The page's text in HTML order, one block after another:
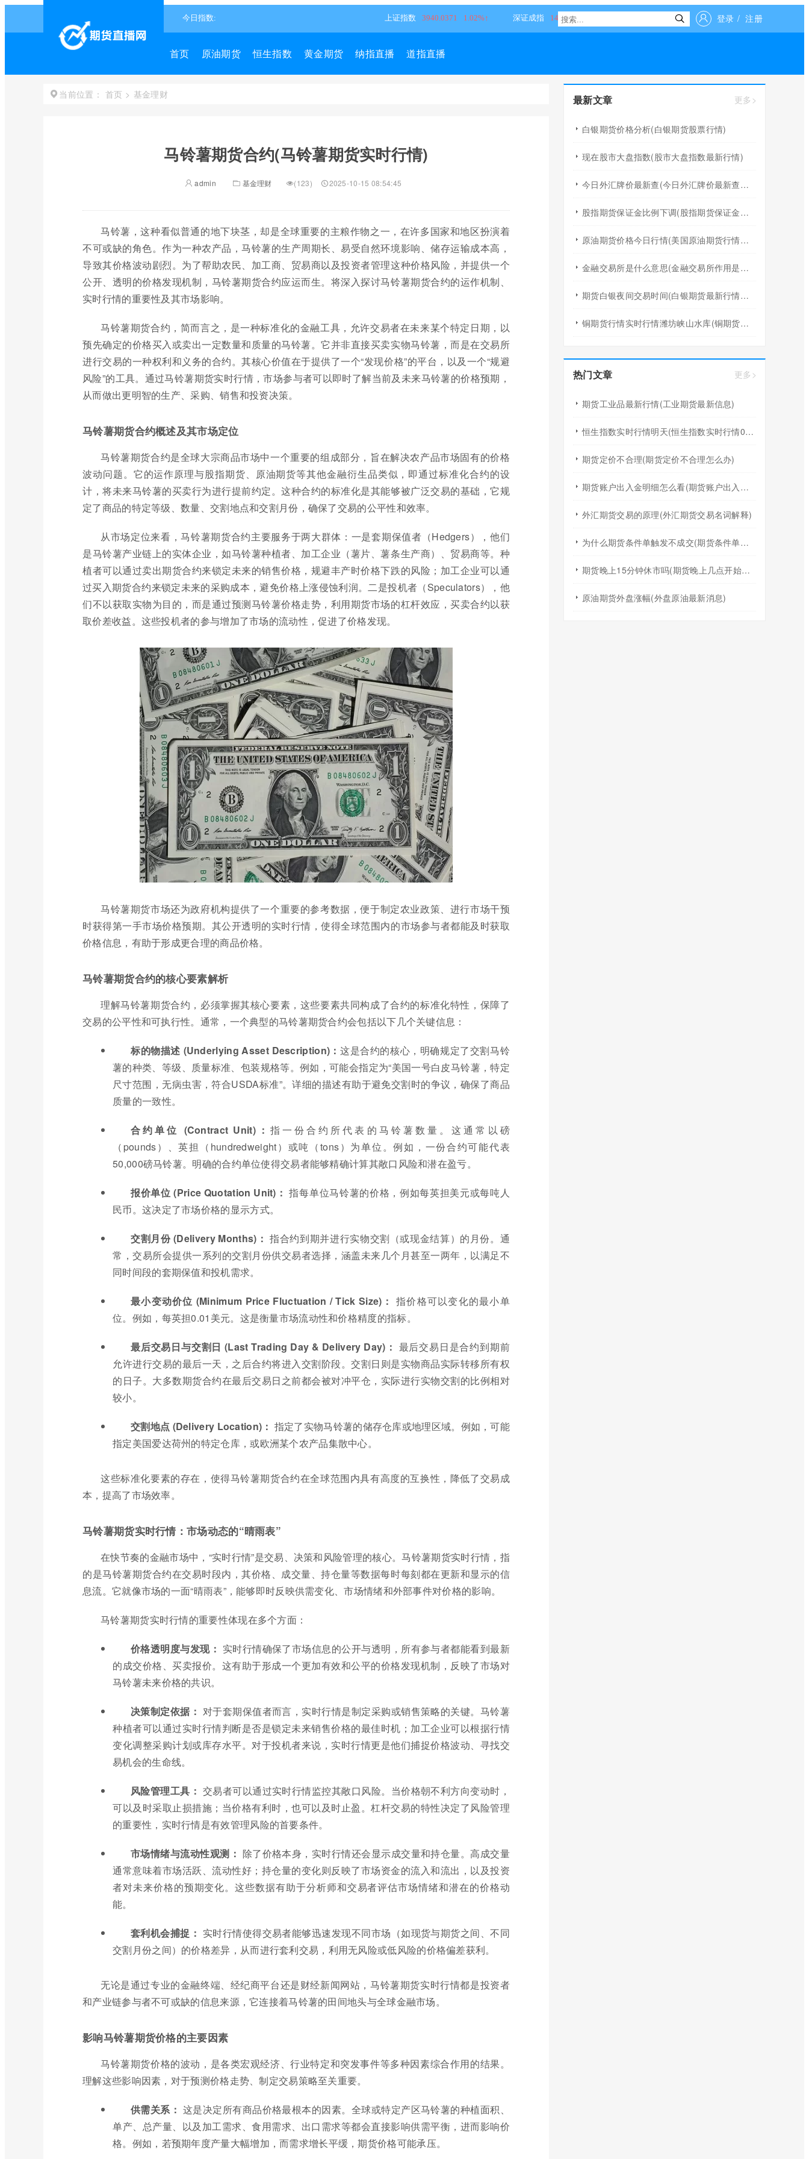
登录 / 注册
首页 原油期货 恒生指数 黄金期货 纳指直播 道指直播
当前位置： 首页 > 基金理财
马铃薯期货合约(马铃薯期货实时行情)
admin 基金理财 (123) 2025-10-15 08:54:45
马铃薯，这种看似普通的地下块茎，却是全球重要的主粮作物之一，在许多国家和地区扮演着
不可或缺的角色。作为一种农产品，马铃薯的生产周期长、易受自然环境影响、储存运输成本高，
导致其价格波动剧烈。为了帮助农民、加工商、贸易商以及投资者管理这种价格风险，并提供一个
公开、透明的价格发现机制，马铃薯期货合约应运而生。将深入探讨马铃薯期货合约的运作机制、
实时行情的重要性及其市场影响。
马铃薯期货合约，简而言之，是一种标准化的金融工具，允许交易者在未来某个特定日期，以
预先确定的价格买入或卖出一定数量和质量的马铃薯。它并非直接买卖实物马铃薯，而是在交易所
进行交易的一种权利和义务的合约。其核心价值在于提供了一个“发现价格”的平台，以及一个“规避
风险”的工具。通过马铃薯期货实时行情，市场参与者可以即时了解当前及未来马铃薯的价格预期，
从而做出更明智的生产、采购、销售和投资决策。
马铃薯期货合约概述及其市场定位
马铃薯期货合约是全球大宗商品市场中一个重要的组成部分，旨在解决农产品市场固有的价格
波动问题。它的运作原理与股指期货、原油期货等其他金融衍生品类似，即通过标准化合约的设
计，将未来马铃薯的买卖行为进行提前约定。这种合约的标准化是其能够被广泛交易的基础，它规
定了商品的特定等级、数量、交割地点和交割月份，确保了交易的公平性和效率。
从市场定位来看，马铃薯期货合约主要服务于两大群体：一是套期保值者（Hedgers），他们
是马铃薯产业链上的实体企业，如马铃薯种植者、加工企业（薯片、薯条生产商）、贸易商等。种
植者可以通过卖出期货合约来锁定未来的销售价格，规避丰产时价格下跌的风险；加工企业可以通
过买入期货合约来锁定未来的采购成本，避免价格上涨侵蚀利润。二是投机者（Speculators），他
们不以获取实物为目的，而是通过预测马铃薯价格走势，利用期货市场的杠杆效应，买卖合约以获
取价差收益。这些投机者的参与增加了市场的流动性，促进了价格发现。
马铃薯期货市场还为政府机构提供了一个重要的参考数据，便于制定农业政策、进行市场干预
时获得第一手市场价格预期。其公开透明的实时行情，使得全球范围内的市场参与者都能及时获取
价格信息，有助于形成更合理的商品价格。
马铃薯期货合约的核心要素解析
理解马铃薯期货合约，必须掌握其核心要素，这些要素共同构成了合约的标准化特性，保障了
交易的公平性和可执行性。通常，一个典型的马铃薯期货合约会包括以下几个关键信息：
标的物描述 (Underlying Asset Description)：这是合约的核心，明确规定了交割马铃
薯的种类、等级、质量标准、包装规格等。例如，可能会指定为“美国一号白皮马铃薯，特定
尺寸范围，无病虫害，符合USDA标准”。详细的描述有助于避免交割时的争议，确保了商品
质量的一致性。
合约单位 (Contract Unit)： 指一份合约所代表的马铃薯数量。这通常以磅
（pounds）、英担（hundredweight）或吨（tons）为单位。例如，一份合约可能代表
50,000磅马铃薯。明确的合约单位使得交易者能够精确计算其敞口风险和潜在盈亏。
报价单位 (Price Quotation Unit)： 指每单位马铃薯的价格，例如每英担美元或每吨人
民币。这决定了市场价格的显示方式。
交割月份 (Delivery Months)： 指合约到期并进行实物交割（或现金结算）的月份。通
常，交易所会提供一系列的交割月份供交易者选择，涵盖未来几个月甚至一两年，以满足不
同时间段的套期保值和投机需求。
最小变动价位 (Minimum Price Fluctuation / Tick Size)： 指价格可以变化的最小单
位。例如，每英担0.01美元。这是衡量市场流动性和价格精度的指标。
最后交易日与交割日 (Last Trading Day & Delivery Day)： 最后交易日是合约到期前
允许进行交易的最后一天，之后合约将进入交割阶段。交割日则是实物商品实际转移所有权
的日子。大多数期货合约在最后交易日之前都会被对冲平仓，实际进行实物交割的比例相对
较小。
交割地点 (Delivery Location)： 指定了实物马铃薯的储存仓库或地理区域。例如，可能
指定美国爱达荷州的特定仓库，或欧洲某个农产品集散中心。
这些标准化要素的存在，使得马铃薯期货合约在全球范围内具有高度的互换性，降低了交易成
本，提高了市场效率。
马铃薯期货实时行情：市场动态的“晴雨表”
在快节奏的金融市场中，“实时行情”是交易、决策和风险管理的核心。马铃薯期货实时行情，指
的是马铃薯期货合约在交易时段内，其价格、成交量、持仓量等数据每时每刻都在更新和显示的信
息流。它就像市场的一面“晴雨表”，能够即时反映供需变化、市场情绪和外部事件对价格的影响。
马铃薯期货实时行情的重要性体现在多个方面：
价格透明度与发现： 实时行情确保了市场信息的公开与透明，所有参与者都能看到最新
的成交价格、买卖报价。这有助于形成一个更加有效和公平的价格发现机制，反映了市场对
马铃薯未来价格的共识。
决策制定依据： 对于套期保值者而言，实时行情是制定采购或销售策略的关键。马铃薯
种植者可以通过实时行情判断是否是锁定未来销售价格的最佳时机；加工企业可以根据行情
变化调整采购计划或库存水平。对于投机者来说，实时行情更是他们捕捉价格波动、寻找交
易机会的生命线。
风险管理工具： 交易者可以通过实时行情监控其敞口风险。当价格朝不利方向变动时，
可以及时采取止损措施；当价格有利时，也可以及时止盈。杠杆交易的特性决定了风险管理
的重要性，实时行情是有效管理风险的首要条件。
市场情绪与流动性观测： 除了价格本身，实时行情还会显示成交量和持仓量。高成交量
通常意味着市场活跃、流动性好；持仓量的变化则反映了市场资金的流入和流出，以及投资
者对未来价格的预期变化。这些数据有助于分析师和交易者评估市场情绪和潜在的价格动
能。
套利机会捕捉： 实时行情使得交易者能够迅速发现不同市场（如现货与期货之间、不同
交割月份之间）的价格差异，从而进行套利交易，利用无风险或低风险的价格偏差获利。
无论是通过专业的金融终端、经纪商平台还是财经新闻网站，马铃薯期货实时行情都是投资者
和产业链参与者不可或缺的信息来源，它连接着马铃薯的田间地头与全球金融市场。
影响马铃薯期货价格的主要因素
马铃薯期货价格的波动，是各类宏观经济、行业特定和突发事件等多种因素综合作用的结果。
理解这些影响因素，对于预测价格走势、制定交易策略至关重要。
供需关系： 这是决定所有商品价格最根本的因素。全球或特定产区马铃薯的种植面积、
单产、总产量、以及加工需求、食用需求、出口需求等都会直接影响供需平衡，进而影响价
格。例如，若预期年度产量大幅增加，而需求增长平缓，期货价格可能承压。
最新文章 更多>
白银期货价格分析(白银期货股票行情)
现在股市大盘指数(股市大盘指数最新行情)
今日外汇牌价最新查(今日外汇牌价最新查询八大银行)
股指期货保证金比例下调(股指期货保证金是多少)
原油期货价格今日行情(美国原油期货行情分析)
金融交易所是什么意思(金融交易所作用是什么)
期货白银夜间交易时间(白银期货最新行情分析)
铜期货行情实时行情潍坊峡山水库(铜期货行情实时行情)
热门文章 更多>
期货工业品最新行情(工业期货最新信息)
恒生指数实时行情明天(恒生指数实时行情02083)
期货定价不合理(期货定价不合理怎么办)
期货账户出入金明细怎么看(期货账户出入金明细怎么看的)
外汇期货交易的原理(外汇期货交易名词解释)
为什么期货条件单触发不成交(期货条件单一定能一成交吗)
期货晚上15分钟休市吗(期货晚上几点开始几点结束)
原油期货外盘涨幅(外盘原油最新消息)